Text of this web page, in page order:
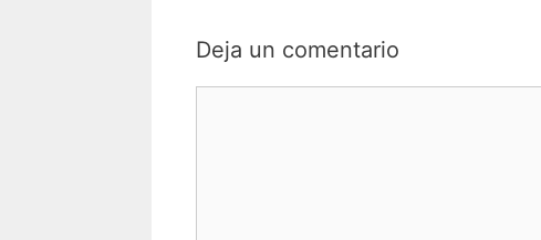
Deja un comentario